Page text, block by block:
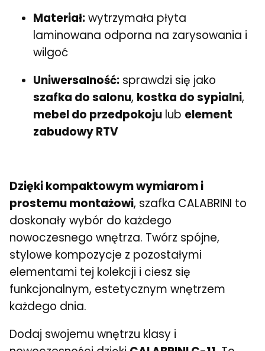
Materiał:wytrzymała płyta
laminowana odporna na zarysowania i
wilgoć
Uniwersalność: sprawdzi się jako
szafka do salonu, kostka do sypialni,
mebel do przedpokoju lub element
zabudowy RTV
Dzięki kompaktowym wymiarom i
prostemu montażowi, szafka CALABRINI to
doskonały wybór do każdego
nowoczesnego wnętrza. Twórz spójne,
stylowe kompozycje z pozostałymi
elementami tej kolekcji i ciesz się
funkcjonalnym, estetycznym wnętrzem
każdego dnia.
Dodaj swojemu wnętrzu klasy i